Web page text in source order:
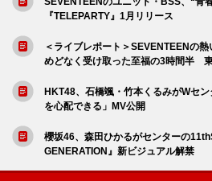
『TELEPARTY』1月リリース
＜ライブレポート＞SEVENTEENの
めどなく受け取った至福の3時間半
HKT48、石橋颯・竹本くるみがWセ
を心配できる」MV公開
櫻坂46、森田ひかるがセンターの
GENERATION』新ビジュアル解禁